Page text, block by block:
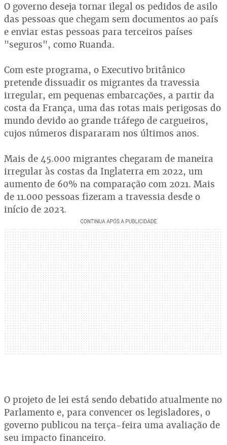
O governo deseja tornar ilegal os pedidos de asilo
das pessoas que chegam sem documentos ao país
e enviar estas pessoas para terceiros países
"seguros", como Ruanda.
Com este programa, o Executivo britânico
pretende dissuadir os migrantes da travessia
irregular, em pequenas embarcações, a partir da
costa da França, uma das rotas mais perigosas do
mundo devido ao grande tráfego de cargueiros,
cujos números dispararam nos últimos anos.
Mais de 45.000 migrantes chegaram de maneira
irregular às costas da Inglaterra em 2022, um
aumento de 60% na comparação com 2021. Mais
de 11.000 pessoas fizeram a travessia desde o
início de 2023.
O projeto de lei está sendo debatido atualmente no
Parlamento e, para convencer os legisladores, o
governo publicou na terça-feira uma avaliação de
seu impacto financeiro.